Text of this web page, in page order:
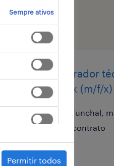
operador
desk (m/f/x)
funchal,
contrato
Sempre ativos
Permitir todos